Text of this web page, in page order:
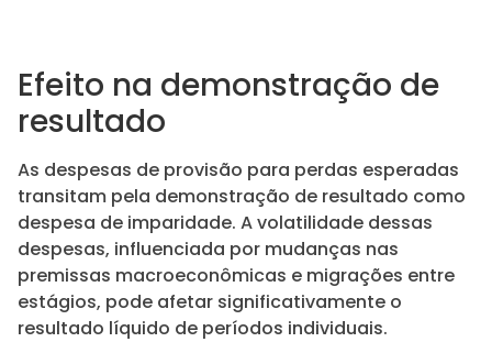
Efeito na demonstração de
resultado
As despesas de provisão para perdas esperadas
transitam pela demonstração de resultado como
despesa de imparidade. A volatilidade dessas
despesas, influenciada por mudanças nas
premissas macroeconômicas e migrações entre
estágios, pode afetar significativamente o
resultado líquido de períodos individuais.